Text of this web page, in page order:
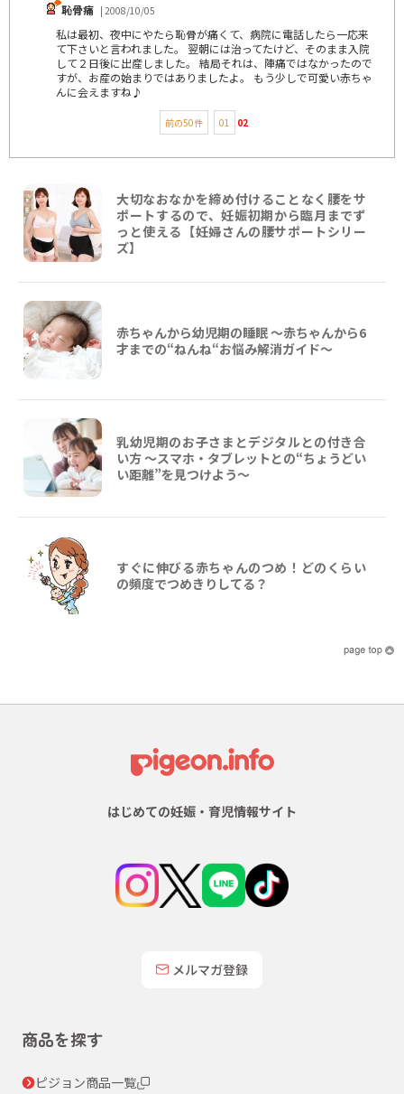
恥骨痛 | 2008/10/05
私は最初、夜中にやたら恥骨が痛くて、病院に電話したら一応来
て下さいと言われました。 翌朝には治ってたけど、そのまま入院
して２日後に出産しました。 結局それは、陣痛ではなかったので
すが、お産の始まりではありましたよ。 もう少しで可愛い赤ちゃ
んに会えますね♪
前の50件 01 02
大切なおなかを締め付けることなく腰をサ
ポートするので、妊娠初期から臨月までず
っと使える【妊婦さんの腰サポートシリー
ズ】
赤ちゃんから幼児期の睡眠 ～赤ちゃんから6
才までの“ねんね“お悩み解消ガイド〜
乳幼児期のお子さまとデジタルとの付き合
い方 ～スマホ・タブレットとの“ちょうどい
い距離”を見つけよう〜
すぐに伸びる赤ちゃんのつめ！どのくらい
の頻度でつめきりしてる？
はじめての妊娠・育児情報サイト
メルマガ登録
商品を探す
ピジョン商品一覧